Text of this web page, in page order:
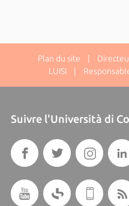
Plan du site | Directeur
LUISI | Responsable
Suivre l'Università di